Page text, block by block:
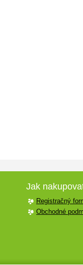
Jak
Registračný
Obchodné